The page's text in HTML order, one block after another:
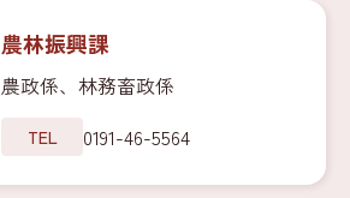
農林振興課
農政係、林務畜政係
TEL 0191-46-5564